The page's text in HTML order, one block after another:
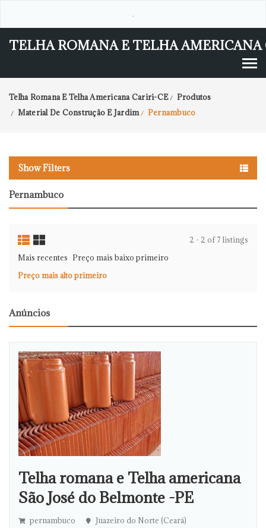
.
TELHA ROMANA E TELHA AMERICANA
Telha Romana E Telha Americana Cariri-CE / Produtos
/ Material De Construção E Jardim / Pernambuco
Show Filters
Pernambuco
2 - 2 of 7 listings
Mais recentes
Preço mais baixo primeiro
Preço mais alto primeiro
Anúncios
Telha romana e Telha americana
São José do Belmonte -PE
pernambuco
Juazeiro do Norte (Ceará)